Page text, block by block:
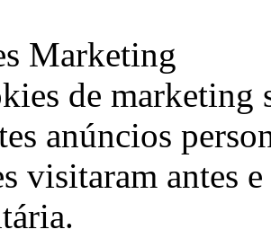
Marketing
de marketing
anúncios
visitaram antes